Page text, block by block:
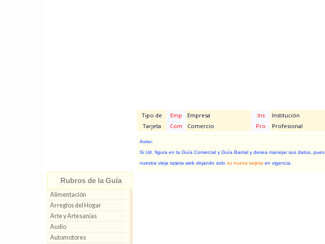
Rubros de la Guía
Alimentación
Arreglos del Hogar
Arte y Artesanías
Audio
Automotores
Tipo de
Tarjeta
Emp Empresa Ins Institución
Com
Comercio Pro Profesional
Aviso:
Si Ud. figura en la Guía Comercial y Guía Barrial y desea manejar sus datos, pues
nuestra vieja tarjeta web dejando solo su nueva tarjeta en vigencia.